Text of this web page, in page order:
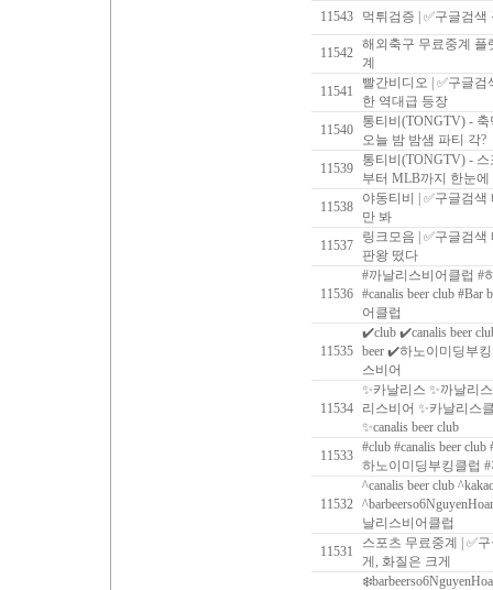
11543 먹튀검증 | ✅구글검
11542
해외축구 무료중계 플
계
11541
빨간비디오 | ✅구글
한 역대급 등장
11540
통티비(TONGTV) -
오늘 밤 밤샘 파티 각?
11539
통티비(TONGTV) -
부터 MLB까지 한눈에
11538
야동티비 | ✅구글검
만 봐
11537
링크모음 | ✅구글검
판왕 떴다
11536
#까날리스비어클럽 #
#‍canalis beer club
어클럽
11535
✔️club ✔️canalis beer
beer ✔️하노이미딩부
스비어
11534
✨카날리스 ✨까날리
리스비어 ✨카날리스클
✨canalis beer club
11533
#club #canalis beer club
하노이미딩부킹클럽
11532
^canalis beer club
날리스비어클럽
11531
스포츠 무료중계 | ✅
게, 화질은 크게